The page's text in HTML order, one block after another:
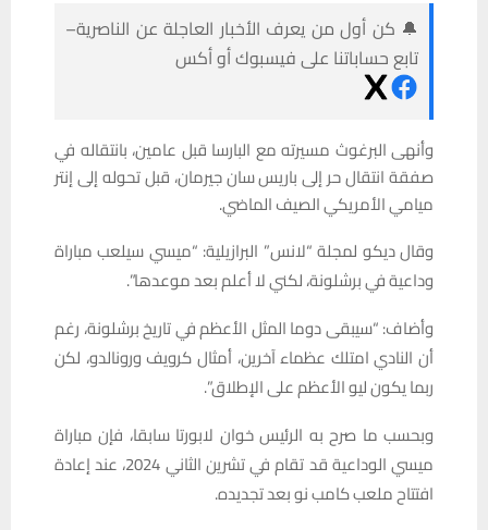
🔔 كن أول من يعرف الأخبار العاجلة عن الناصرية–
تابع حساباتنا على فيسبوك أو أكس
وأنهى البرغوث مسيرته مع البارسا قبل عامين، بانتقاله في
صفقة انتقال حر إلى باريس سان جيرمان، قبل تحوله إلى إنتر
ميامي الأمريكي الصيف الماضي.
وقال ديكو لمجلة “لانس” البرازيلية: “ميسي سيلعب مباراة
وداعية في برشلونة، لكني لا أعلم بعد موعدها”.
وأضاف: “سيبقى دوما المثل الأعظم في تاريخ برشلونة، رغم
أن النادي امتلك عظماء آخرين، أمثال كرويف ورونالدو، لكن
ربما يكون ليو الأعظم على الإطلاق”.
وبحسب ما صرح به الرئيس خوان لابورتا سابقا، فإن مباراة
ميسي الوداعية قد تقام في تشرين الثاني 2024، عند إعادة
افتتاح ملعب كامب نو بعد تجديده.